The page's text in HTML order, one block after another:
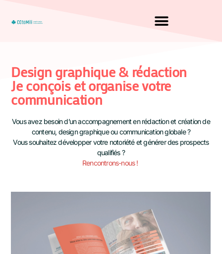
Design graphique & rédaction
Je conçois et organise votre
communication
Vous avez besoin d’un accompagnement en rédaction et création de
contenu, design graphique ou communication globale ?
Vous souhaitez développer votre notoriété et générer des prospects
qualifiés ?
Rencontrons-nous !